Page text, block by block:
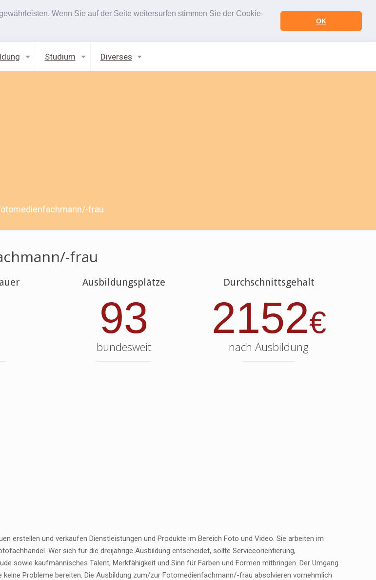
Wenn Sie auf der Seite weitersurfen stimmen Sie der Cookie-
OK
Studium Diverses
frau
frau
Ausbildungsplätze
93
bundesweit
Durchschnittsgehalt
2152€
nach Ausbildung
erstellen und verkaufen Dienstleistungen und Produkte im Bereich Foto und Video. Sie arbeiten im
Wer sich für die dreijährige Ausbildung entscheidet, sollte Serviceorientierung,
sowie kaufmännisches Talent, Merkfähigkeit und Sinn für Farben und Formen mitbringen. Der Umgang
keine Probleme bereiten. Die Ausbildung zum/zur Fotomedienfachmann/-frau absolvieren vornehmlich